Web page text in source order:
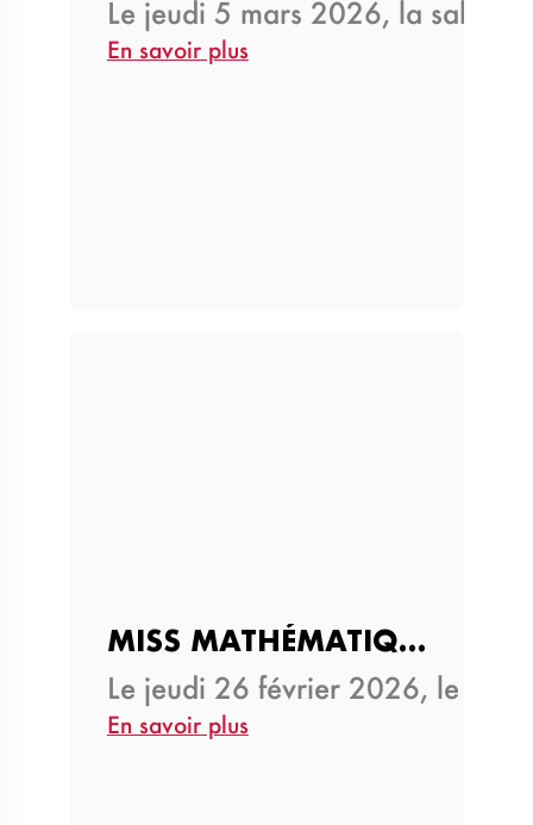
Le jeudi 5 mars 2026, la salle
En savoir plus
MISS MATHÉMATIQUES 2026 : C…
Le jeudi 26 février 2026, le
En savoir plus